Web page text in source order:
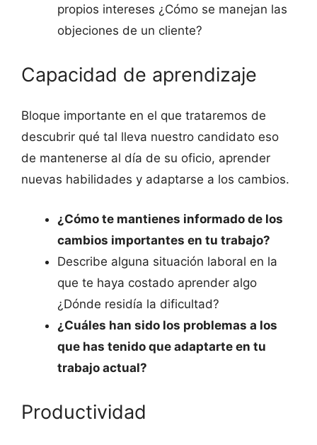
propios intereses ¿Cómo se manejan las
objeciones de un cliente?
Capacidad de aprendizaje
Bloque importante en el que trataremos de
descubrir qué tal lleva nuestro candidato eso
de mantenerse al día de su oficio, aprender
nuevas habilidades y adaptarse a los cambios.
¿Cómo te mantienes informado de los
cambios importantes en tu trabajo?
Describe alguna situación laboral en la
que te haya costado aprender algo
¿Dónde residía la dificultad?
¿Cuáles han sido los problemas a los
que has tenido que adaptarte en tu
trabajo actual?
Productividad